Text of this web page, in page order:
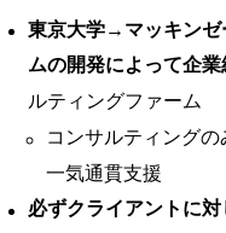
東京大学→マッキンゼ
ムの開発によって企
ルティングファーム
コンサルティング
一気通貫支援
必ずクライアントに